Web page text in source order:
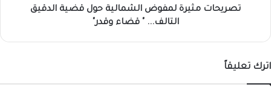
تصريحات مثيرة لمفوض الشمالية حول ​قضية الدقيق
التالف... " قضاء وقدر"
اترك تعليقاً